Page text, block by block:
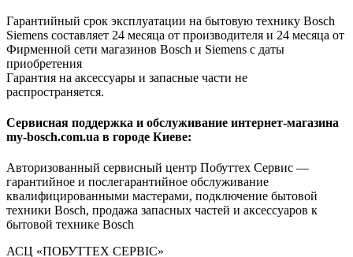
Гарантийный срок эксплуатации на бытовую технику Bosch
Siemens составляет 24 месяца от производителя и 24 месяца от
Фирменной сети магазинов Bosch и Siemens с даты
приобретения
Гарантия на аксессуары и запасные части не
распространяется.
Сервисная поддержка и обслуживание интернет-магазина
my-bosch.com.ua в городе Киеве:
Авторизованный сервисный центр Побуттех Сервис —
гарантийное и послегарантийное обслуживание
квалифицированными мастерами, подключение бытовой
техники Bosch, продажа запасных частей и аксессуаров к
бытовой технике Bosch
АСЦ «ПОБУТТЕХ СЕРВІС»